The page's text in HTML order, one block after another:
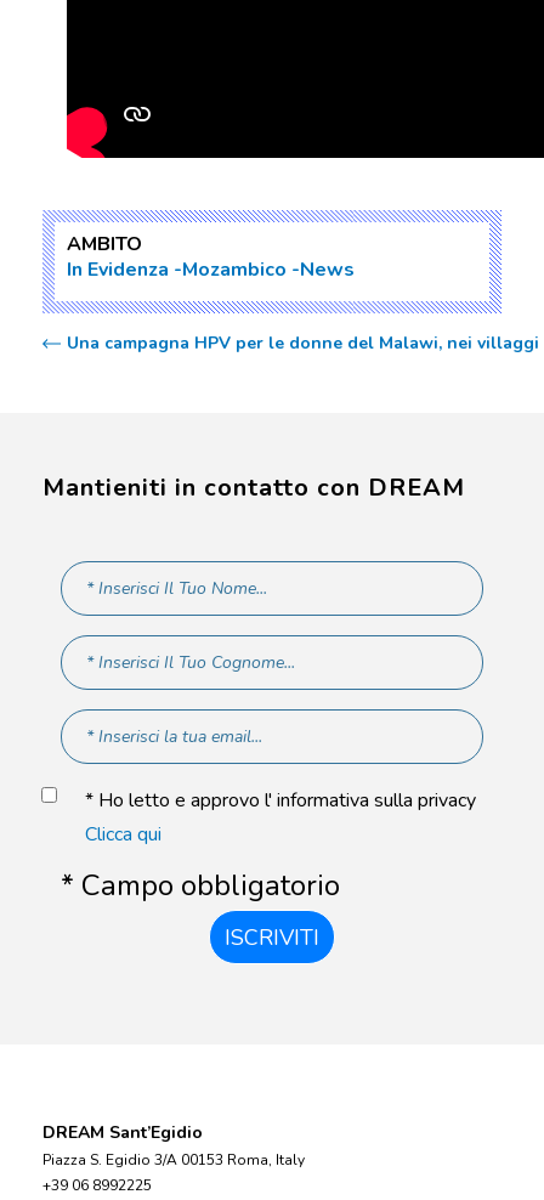
AMBITO
In Evidenza Mozambico News
Una campagna HPV per le donne del Malawi, nei
Mantieniti in contatto con DREAM
* Ho letto e approvo l' informativa sulla privacy
Clicca qui
* Campo obbligatorio
ISCRIVITI
DREAM Sant’Egidio
Piazza S. Egidio 3/A 00153 Roma, Italy
+39 06 8992225